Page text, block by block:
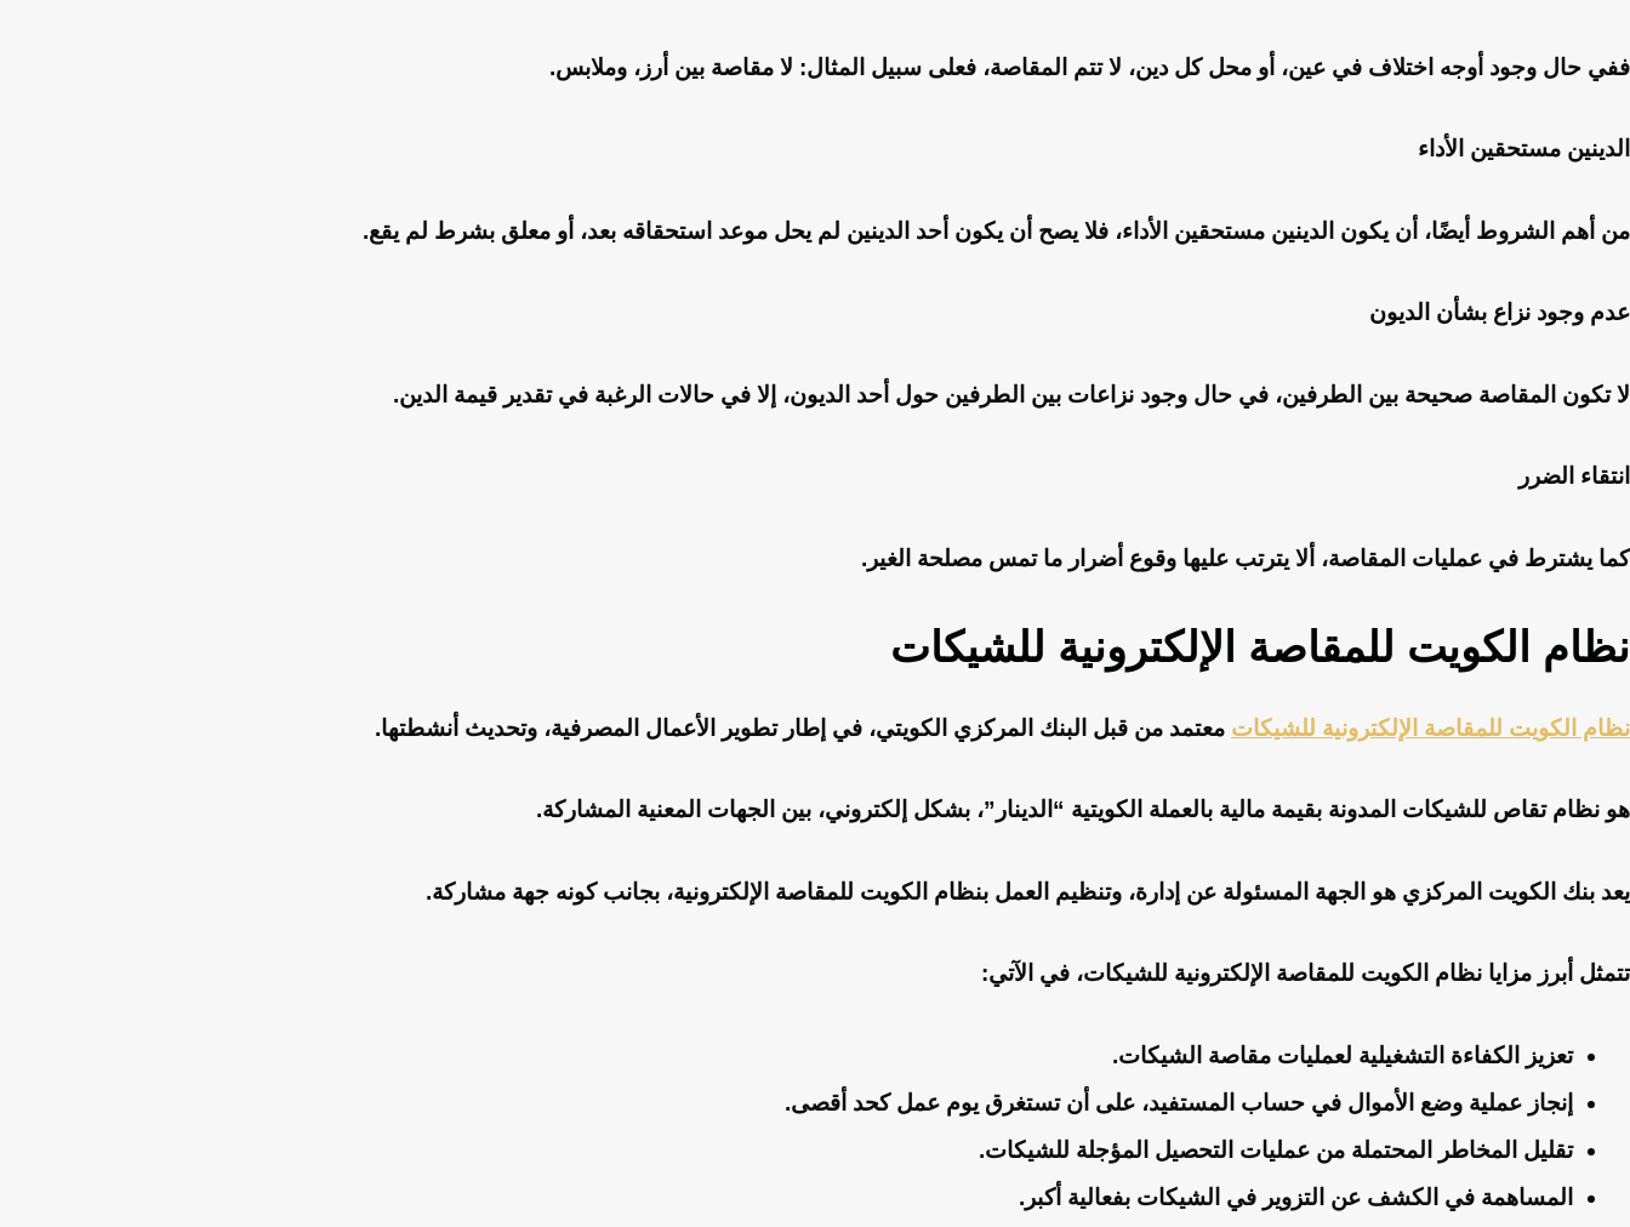
ففي حال وجود أوجه اختلاف في عين، أو محل كل دين، لا تتم المقاصة، فعلى سبيل المثال: لا مقاصة بين أرز، وملابس.
الدينين مستحقين الأداء
من أهم الشروط أيضًا، أن يكون الدينين مستحقين الأداء، فلا يصح أن يكون أحد الدينين لم يحل موعد استحقاقه بعد، أو معلق بشرط لم يقع.
عدم وجود نزاع بشأن الديون
لا تكون المقاصة صحيحة بين الطرفين، في حال وجود نزاعات بين الطرفين حول أحد الديون، إلا في حالات الرغبة في تقدير قيمة الدين.
انتقاء الضرر
كما يشترط في عمليات المقاصة، ألا يترتب عليها وقوع أضرار ما تمس مصلحة الغير.
نظام الكويت للمقاصة الإلكترونية للشيكات
نظام الكويت للمقاصة الإلكترونية للشيكات معتمد من قبل البنك المركزي الكويتي، في إطار تطوير الأعمال المصرفية، وتحديث أنشطتها.
هو نظام تقاص للشيكات المدونة بقيمة مالية بالعملة الكويتية “الدينار”، بشكل إلكتروني، بين الجهات المعنية المشاركة.
يعد بنك الكويت المركزي هو الجهة المسئولة عن إدارة، وتنظيم العمل بنظام الكويت للمقاصة الإلكترونية، بجانب كونه جهة مشاركة.
تتمثل أبرز مزايا نظام الكويت للمقاصة الإلكترونية للشيكات، في الآتي:
تعزيز الكفاءة التشغيلية لعمليات مقاصة الشيكات.
إنجاز عملية وضع الأموال في حساب المستفيد، على أن تستغرق يوم عمل كحد أقصى.
تقليل المخاطر المحتملة من عمليات التحصيل المؤجلة للشيكات.
المساهمة في الكشف عن التزوير في الشيكات بفعالية أكبر.